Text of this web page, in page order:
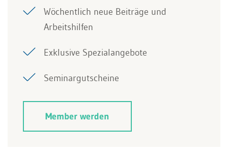
Wöchentlich neue Beiträge und
Arbeitshilfen
Exklusive Spezialangebote
Seminargutscheine
Member werden